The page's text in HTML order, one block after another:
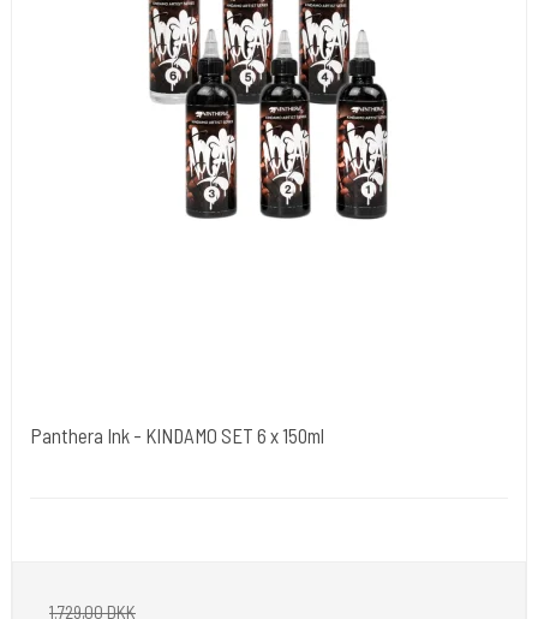
Panthera Ink - KINDAMO SET 6 x 150ml
1.729,00 DKK